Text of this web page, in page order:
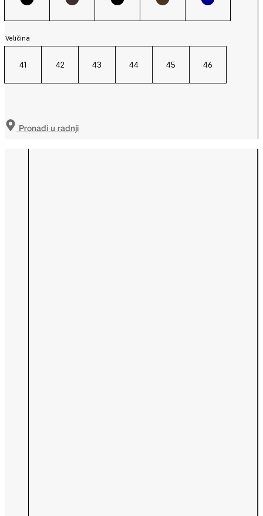
Veličina
41 42 43 44 45 46
Pronađi u radnji